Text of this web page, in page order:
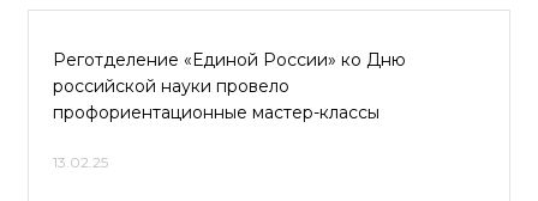
Реготделение «Единой России» ко Дню
российской науки провело
профориентационные мастер-классы
13.02.25